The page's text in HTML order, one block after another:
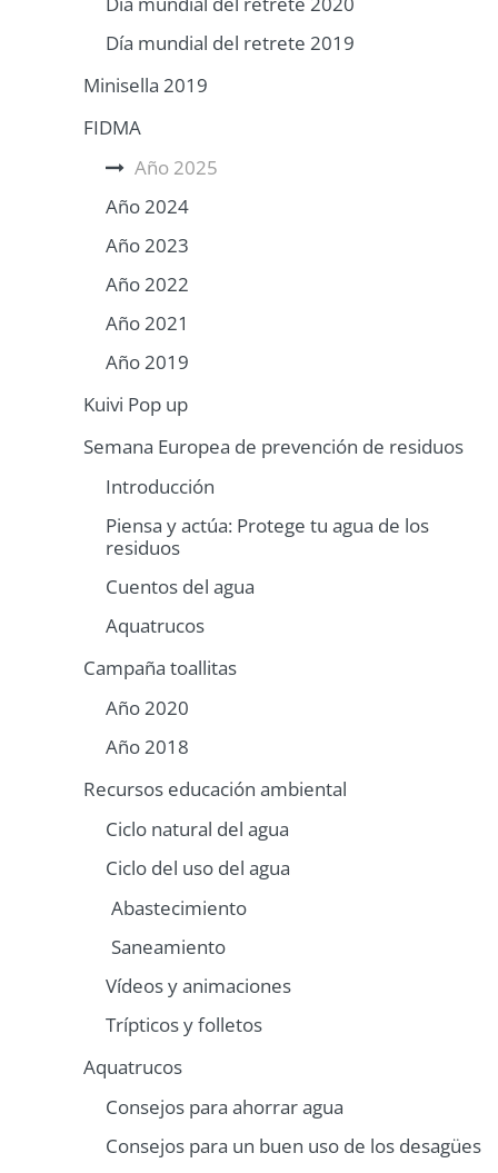
Día mundial del retrete 2019
Minisella 2019
FIDMA
Año 2025
Año 2024
Año 2023
Año 2022
Año 2021
Año 2019
Kuivi Pop up
Semana Europea de prevención de residuos
Introducción
Piensa y actúa: Protege tu agua de los
residuos
Cuentos del agua
Aquatrucos
Campaña toallitas
Año 2020
Año 2018
Recursos educación ambiental
Ciclo natural del agua
Ciclo del uso del agua
Abastecimiento
Saneamiento
Vídeos y animaciones
Trípticos y folletos
Aquatrucos
Consejos para ahorrar agua
Consejos para un buen uso de los desagües